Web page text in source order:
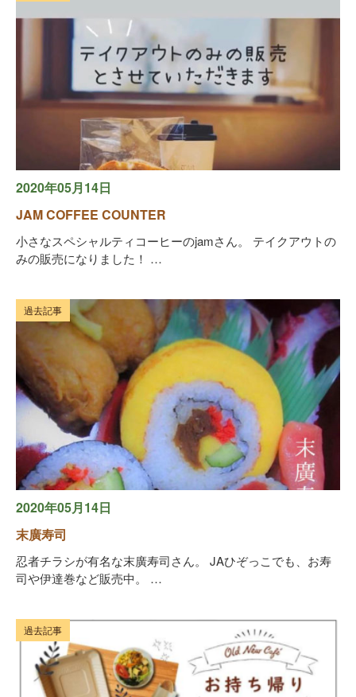
2020年05月14日
JAM COFFEE COUNTER
小さなスペシャルティコーヒーのjamさん。 テイクアウトの
みの販売になりました！ …
過去記事
2020年05月14日
末廣寿司
忍者チラシが有名な末廣寿司さん。 JAひぞっこでも、お寿
司や伊達巻など販売中。 …
過去記事